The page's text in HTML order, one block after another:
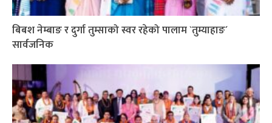
बिबश नेम्बाङ र दुर्गा तुम्साको स्वर रहेको पालाम `तुम्याहाङ´
सार्वजनिक